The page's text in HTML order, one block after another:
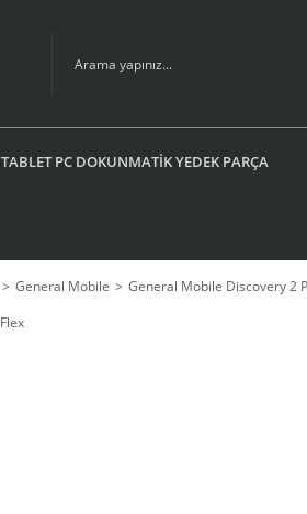
TABLET PC DOKUNMATİK YEDEK PARÇA
General Mobile General Mobile Discovery 2